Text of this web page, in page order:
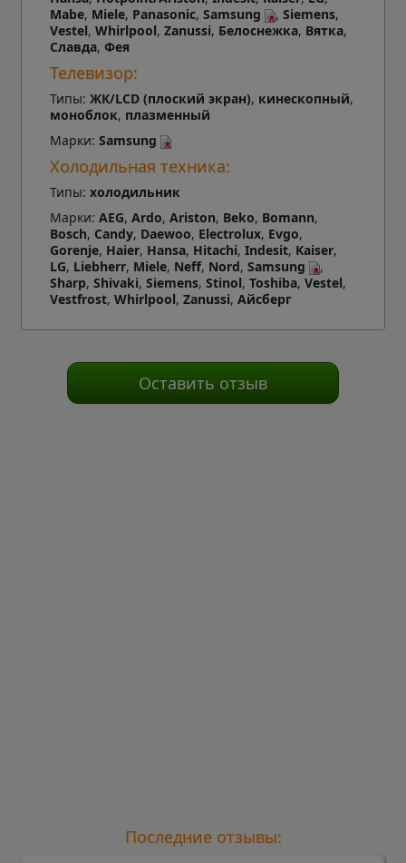
Mabe, Miele, Panasonic, Samsung , Siemens,
Vestel, Whirlpool, Zanussi, Белоснежка, Вятка,
Славда, Фея
Телевизор:
Типы: ЖК/LCD (плоский экран), кинескопный,
моноблок, плазменный
Марки: Samsung
Холодильная техника:
Типы: холодильник
Марки: AEG, Ardo, Ariston, Beko, Bomann,
Bosch, Candy, Daewoo, Electrolux, Evgo,
Gorenje, Haier, Hansa, Hitachi, Indesit, Kaiser,
LG, Liebherr, Miele, Neff, Nord, Samsung
,
Sharp, Shivaki, Siemens, Stinol, Toshiba, Vestel,
Vestfrost, Whirlpool, Zanussi, Айсберг
Оставить отзыв
Последние отзывы: